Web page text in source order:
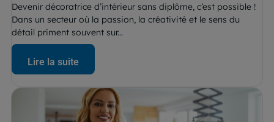
Devenir décoratrice d’intérieur sans diplôme, c’est possible !
Dans un secteur où la passion, la créativité et le sens du
détail priment souvent sur...
Lire la suite